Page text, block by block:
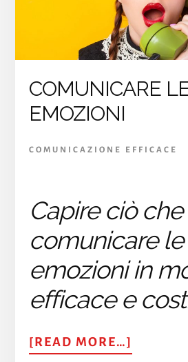
COMUNICARE
EMOZIONI
COMUNICAZIONE EFFICACE
Capire ciò che
comunicare
emozioni in
efficace e
[READ MORE…]